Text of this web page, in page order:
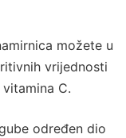
možete u
vrijednosti
C.
određen dio